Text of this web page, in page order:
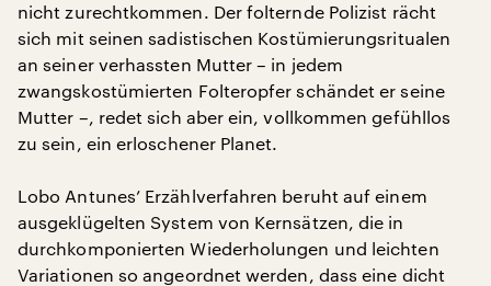
nicht zurechtkommen. Der folternde Polizist rächt
sich mit seinen sadistischen Kostümierungsritualen
an seiner verhassten Mutter – in jedem
zwangskostümierten Folteropfer schändet er seine
Mutter –, redet sich aber ein, vollkommen gefühllos
zu sein, ein erloschener Planet.
Lobo Antunes’ Erzählverfahren beruht auf einem
ausgeklügelten System von Kernsätzen, die in
durchkomponierten Wiederholungen und leichten
Variationen so angeordnet werden, dass eine dicht